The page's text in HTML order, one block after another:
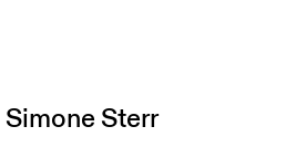
Sterr